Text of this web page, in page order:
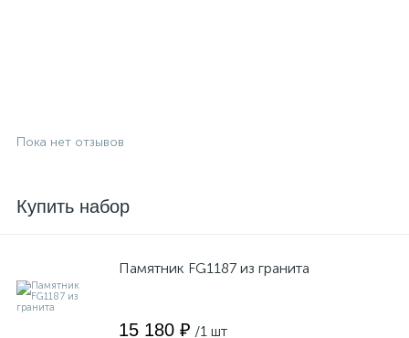
Пока нет отзывов
Купить набор
Памятник FG1187 из гранита
15 180 ₽ /1 шт